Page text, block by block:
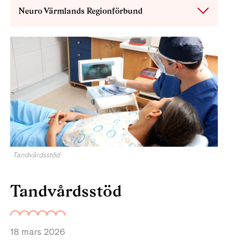
Neuro Värmlands Regionförbund
Tandvårdsstöd
Tandvårdsstöd
18 mars 2026